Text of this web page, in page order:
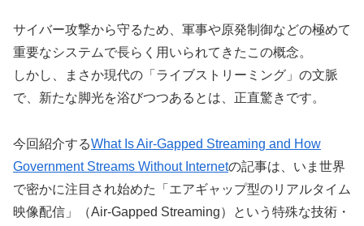
サイバー攻撃から守るため、軍事や原発制御などの極めて
重要なシステムで長らく用いられてきたこの概念。
しかし、まさか現代の「ライブストリーミング」の文脈
で、新たな脚光を浴びつつあるとは、正直驚きです。
今回紹介するWhat Is Air-Gapped Streaming and How
Government Streams Without Internetの記事は、いま世界
で密かに注目され始めた「エアギャップ型のリアルタイム
映像配信」（Air-Gapped Streaming）という特殊な技術・